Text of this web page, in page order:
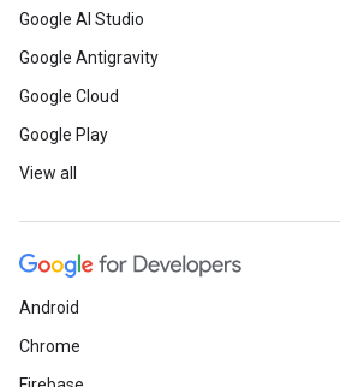
Google AI Studio
Google Antigravity
Google Cloud
Google Play
View all
Android
Chrome